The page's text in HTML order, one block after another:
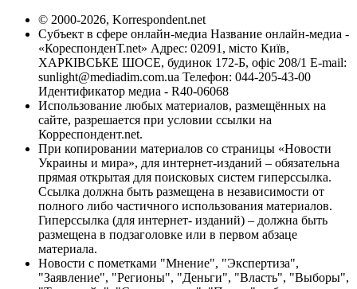
© 2000-2026, Korrespondent.net
Субъект в сфере онлайн-медиа Название онлайн-медиа -
«КореспонденТ.net» Адрес: 02091, місто Київ,
ХАРКІВСЬКЕ ШОСЕ, будинок 172-Б, офіс 208/1 E-mail:
sunlight@mediadim.com.ua Телефон: 044-205-43-00
Идентификатор медиа - R40-06068
Использование любых материалов, размещённых на
сайте, разрешается при условии ссылки на
Корреспондент.net.
При копировании материалов со страницы «Новости
Украины и мира», для интернет-изданий – обязательна
прямая открытая для поисковых систем гиперссылка.
Ссылка должна быть размещена в независимости от
полного либо частичного использования материалов.
Гиперссылка (для интернет- изданий) – должна быть
размещена в подзаголовке или в первом абзаце
материала.
Новости с пометками "Мнение", "Экспертиза",
"Заявление", "Регионы", "Деньги", "Власть", "Выборы",